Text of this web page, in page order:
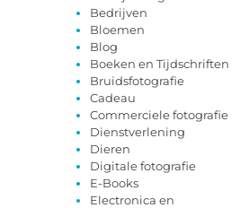
Bedrijven
Bloemen
Blog
Boeken en Tijdschriften
Bruidsfotografie
Cadeau
Commerciele fotografie
Dienstverlening
Dieren
Digitale fotografie
E-Books
Electronica en